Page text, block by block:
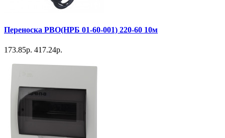
Переноска РВО(НРБ 01-60-001) 220-60 10м
173.85р. 417.24р.